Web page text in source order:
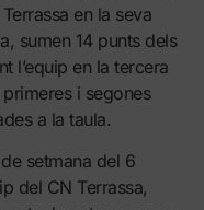
en la seva
sumen 14 punts dels
l’equip en la tercera
i segones
a la taula.
setmana del 6
del CN Terrassa,